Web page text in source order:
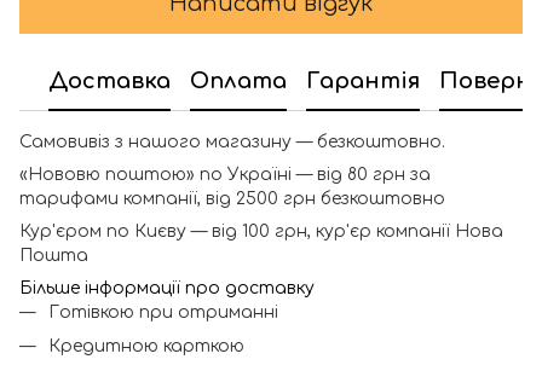
Доставка Оплата Гарантія
Самовивіз з нашого магазину — безкоштовно.
«Нововю поштою» по Україні — від 80 грн за
тарифами компанії, від 2500 грн безкоштовно
Кур'єром по Києву — від 100 грн, кур'єр компанії Нова
Пошта
Більше інформації про доставку
Готівкою при отриманні
Кредитною карткою